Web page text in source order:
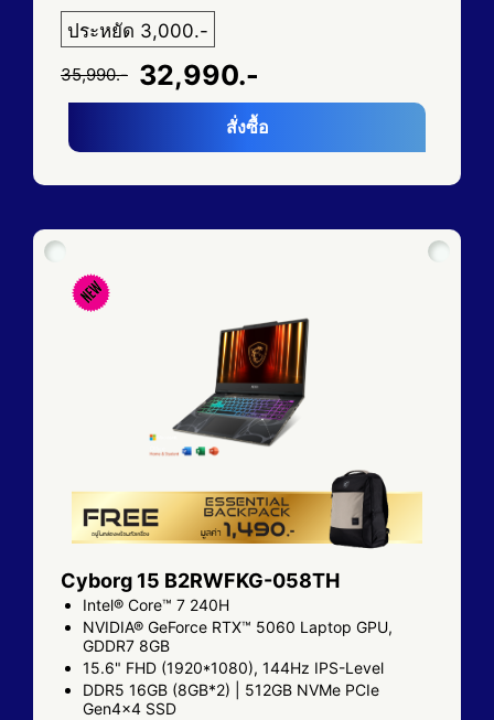
ประหยัด 3,000.-
35,990.- 32,990.-
สั่งซื้อ
Cyborg 15 B2RWFKG-058TH
Intel® Core™ 7 240H
NVIDIA® GeForce RTX™ 5060 Laptop GPU,
GDDR7 8GB
15.6" FHD (1920*1080), 144Hz IPS-Level
DDR5 16GB (8GB*2) | 512GB NVMe PCIe
Gen4x4 SSD